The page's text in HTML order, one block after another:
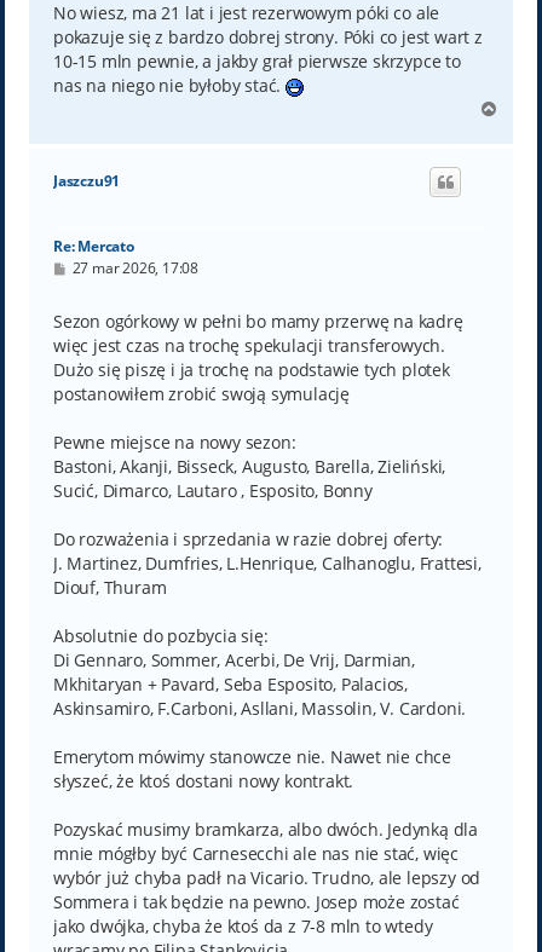
No wiesz, ma 21 lat i jest rezerwowym póki co ale
pokazuje się z bardzo dobrej strony. Póki co jest wart z
10-15 mln pewnie, a jakby grał pierwsze skrzypce to
nas na niego nie byłoby stać.
g
Jaszczu91
Re: Mercato
P
t
27 mar 2026, 17:08
Sezon ogórkowy w pełni bo mamy przerwę na kadrę
więc jest czas na trochę spekulacji transferowych.
Dużo się piszę i ja trochę na podstawie tych plotek
postanowiłem zrobić swoją symulację
Pewne miejsce na nowy sezon:
Bastoni, Akanji, Bisseck, Augusto, Barella, Zieliński,
Sucić, Dimarco, Lautaro , Esposito, Bonny
Do rozważenia i sprzedania w razie dobrej oferty:
J. Martinez, Dumfries, L.Henrique, Calhanoglu, Frattesi,
Diouf, Thuram
Absolutnie do pozbycia się:
Di Gennaro, Sommer, Acerbi, De Vrij, Darmian,
Mkhitaryan + Pavard, Seba Esposito, Palacios,
Askinsamiro, F.Carboni, Asllani, Massolin, V. Cardoni.
Emerytom mówimy stanowcze nie. Nawet nie chce
słyszeć, że ktoś dostani nowy kontrakt.
Pozyskać musimy bramkarza, albo dwóch. Jedynką dla
mnie mógłby być Carnesecchi ale nas nie stać, więc
wybór już chyba padł na Vicario. Trudno, ale lepszy od
Sommera i tak będzie na pewno. Josep może zostać
jako dwójka, chyba że ktoś da z 7-8 mln to wtedy